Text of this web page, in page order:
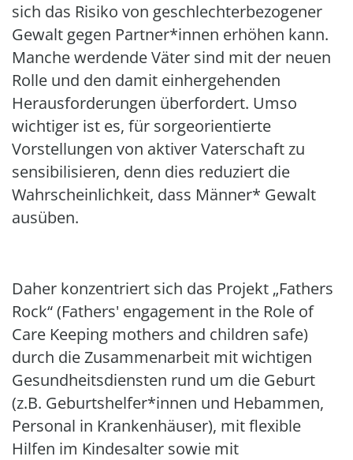
sich das Risiko von geschlechterbezogener
Gewalt gegen Partner*innen erhöhen kann.
Manche werdende Väter sind mit der neuen
Rolle und den damit einhergehenden
Herausforderungen überfordert. Umso
wichtiger ist es, für sorgeorientierte
Vorstellungen von aktiver Vaterschaft zu
sensibilisieren, denn dies reduziert die
Wahrscheinlichkeit, dass Männer* Gewalt
ausüben.
Daher konzentriert sich das Projekt „Fathers
Rock“ (Fathers' engagement in the Role of
Care Keeping mothers and children safe)
durch die Zusammenarbeit mit wichtigen
Gesundheitsdiensten rund um die Geburt
(z.B. Geburtshelfer*innen und Hebammen,
Personal in Krankenhäuser), mit flexible
Hilfen im Kindesalter sowie mit